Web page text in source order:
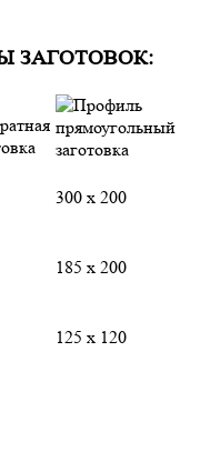
ЗАГОТОВОК:
300 x 200
185 x 200
125 x 120